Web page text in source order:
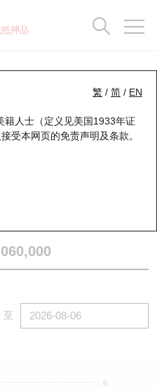
押品
繁 / 简 / EN
籍人士（定义见美国1933年证
受本网页的免责声明及条款。
建滔积层板
至
6